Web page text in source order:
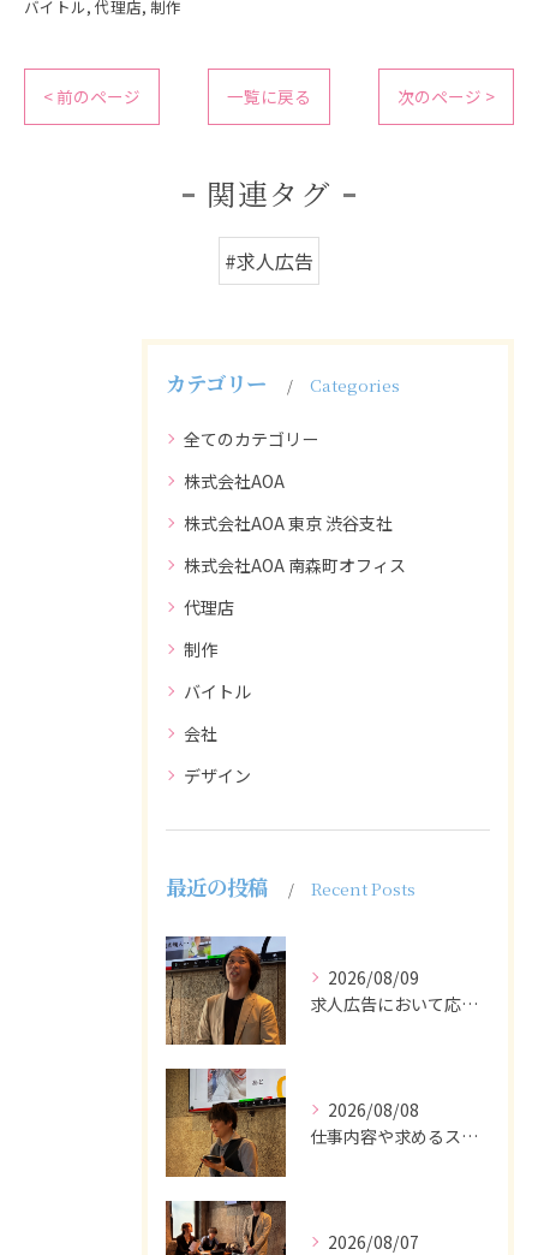
バイトル 代理店 制作
< 前のページ 一覧に戻る 次のページ >
関連タグ
#求人広告
カテゴリー Categories
全てのカテゴリー
株式会社AOA
株式会社AOA 東京 渋谷支社
株式会社AOA 南森町オフィス
代理店
制作
バイトル
会社
デザイン
最近の投稿 Recent Posts
2026/08/09
求人広告において応募者の質を大きく左右するのは、求人内容の充...
2026/08/08
仕事内容や求めるスキルを明確にし、ターゲット層に響くメッセー...
2026/08/07